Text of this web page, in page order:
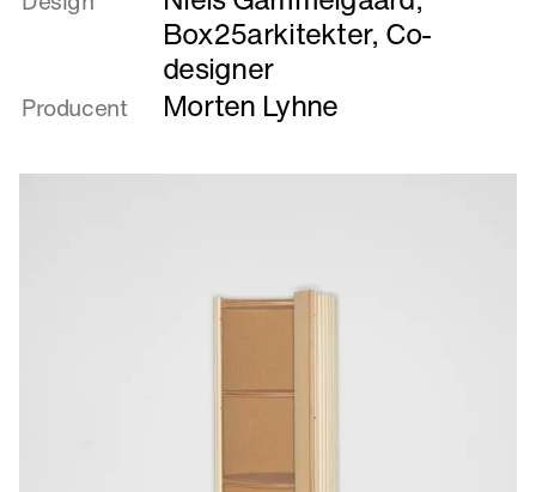
Box25arkitekter, Co-
designer
Producent Morten Lyhne